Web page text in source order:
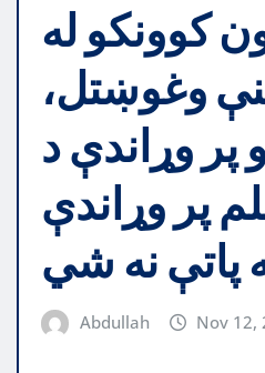
کوونکو له
وغوښتل،
وړاندې د
پر وړاندې
Abdullah Nov 12,